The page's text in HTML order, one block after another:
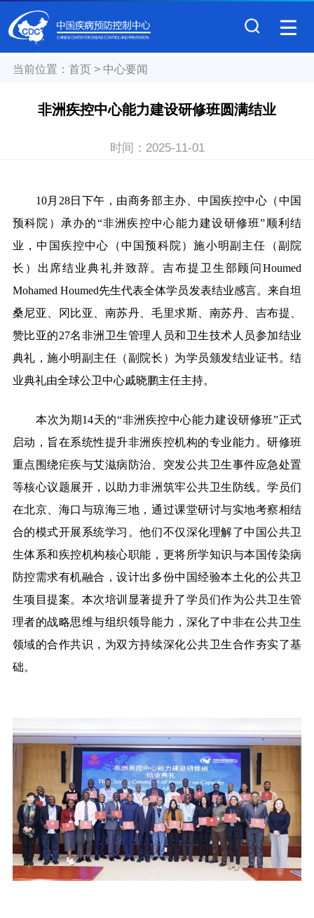
当前位置： 首页> 中心要闻
非洲疾控中心能力建设研修班圆满结业
时间： 2025-11-01
10月28日下午，由商务部主办、中国疾控中心（中国
预科院）承办的“非洲疾控中心能力建设研修班”顺利结
业，中国疾控中心（中国预科院）施小明副主任（副院
长）出席结业典礼并致辞。吉布提卫生部顾问Houmed
Mohamed Houmed先生代表全体学员发表结业感言。来自坦
桑尼亚、冈比亚、南苏丹、毛里求斯、南苏丹、吉布提、
赞比亚的27名非洲卫生管理人员和卫生技术人员参加结业
典礼，施小明副主任（副院长）为学员颁发结业证书。结
业典礼由全球公卫中心戚晓鹏主任主持。
本次为期14天的“非洲疾控中心能力建设研修班”正式
启动，旨在系统性提升非洲疾控机构的专业能力。研修班
重点围绕疟疾与艾滋病防治、突发公共卫生事件应急处置
等核心议题展开，以助力非洲筑牢公共卫生防线。学员们
在北京、海口与琼海三地，通过课堂研讨与实地考察相结
合的模式开展系统学习。他们不仅深化理解了中国公共卫
生体系和疾控机构核心职能，更将所学知识与本国传染病
防控需求有机融合，设计出多份中国经验本土化的公共卫
生项目提案。本次培训显著提升了学员们作为公共卫生管
理者的战略思维与组织领导能力，深化了中非在公共卫生
领域的合作共识，为双方持续深化公共卫生合作夯实了基
础。